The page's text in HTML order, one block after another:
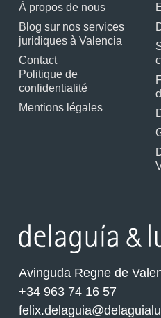
Avinguda Regne de
+34 963 74 16 57
À propos de nous
Blog sur nos services
juridiques à Valencia
Contact
Politique de
confidentialité
Mentions légales